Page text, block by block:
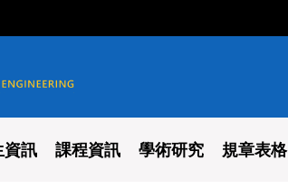
系
資訊 課程資訊 學術研究 規章表格